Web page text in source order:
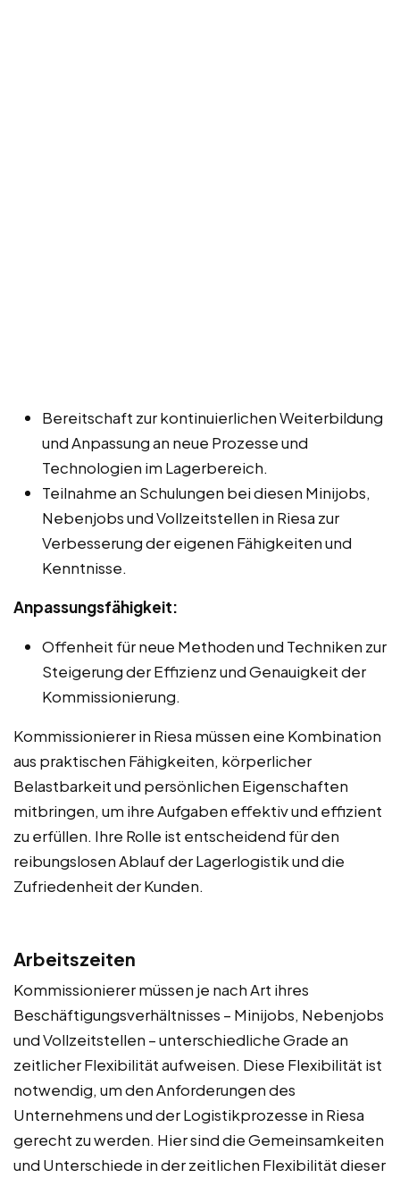
Bereitschaft zur kontinuierlichen Weiterbildung
und Anpassung an neue Prozesse und
Technologien im Lagerbereich.
Teilnahme an Schulungen bei diesen Minijobs,
Nebenjobs und Vollzeitstellen in Riesa zur
Verbesserung der eigenen Fähigkeiten und
Kenntnisse.
Anpassungsfähigkeit:
Offenheit für neue Methoden und Techniken zur
Steigerung der Effizienz und Genauigkeit der
Kommissionierung.
Kommissionierer in Riesa müssen eine Kombination
aus praktischen Fähigkeiten, körperlicher
Belastbarkeit und persönlichen Eigenschaften
mitbringen, um ihre Aufgaben effektiv und effizient
zu erfüllen. Ihre Rolle ist entscheidend für den
reibungslosen Ablauf der Lagerlogistik und die
Zufriedenheit der Kunden.
Arbeitszeiten
Kommissionierer müssen je nach Art ihres
Beschäftigungsverhältnisses – Minijobs, Nebenjobs
und Vollzeitstellen – unterschiedliche Grade an
zeitlicher Flexibilität aufweisen. Diese Flexibilität ist
notwendig, um den Anforderungen des
Unternehmens und der Logistikprozesse in Riesa
gerecht zu werden. Hier sind die Gemeinsamkeiten
und Unterschiede in der zeitlichen Flexibilität dieser